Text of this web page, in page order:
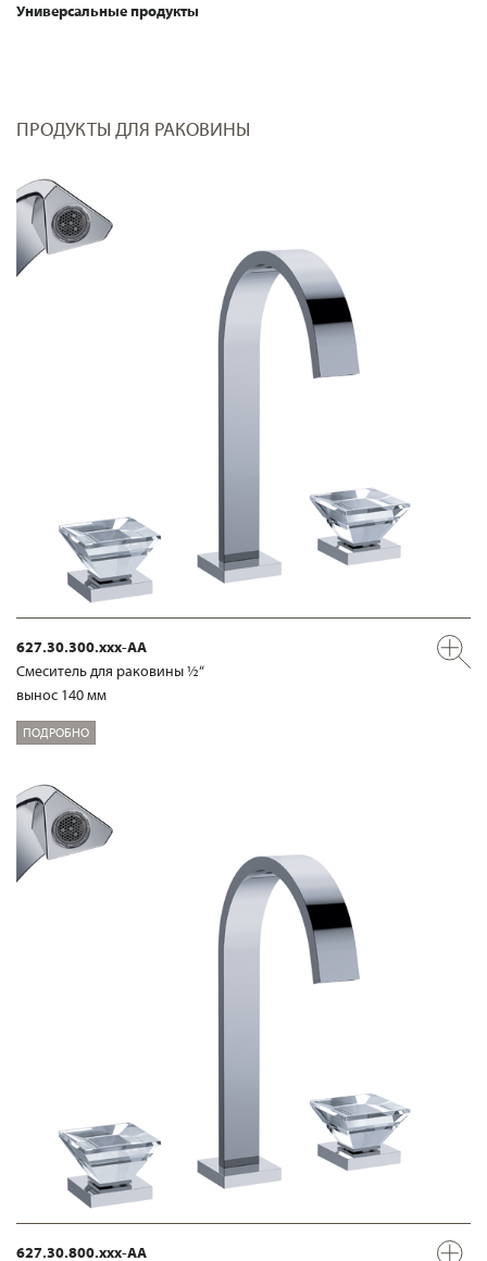
Универсальные продукты
ПРОДУКТЫ ДЛЯ РАКОВИНЫ
627.30.300.xxx-AA
Смеситель для раковины ½“
вынос 140 мм
ПОДРОБНО
627.30.800.xxx-AA